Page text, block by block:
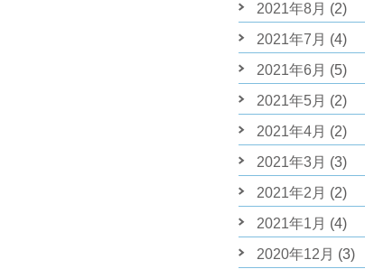
2021年8月 (2)
2021年7月 (4)
2021年6月 (5)
2021年5月 (2)
2021年4月 (2)
2021年3月 (3)
2021年2月 (2)
2021年1月 (4)
2020年12月 (3)